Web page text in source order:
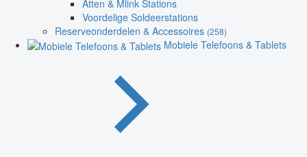
Atten & Mlink Stations
Voordelige Soldeerstations
Reserveonderdelen & Accessoires (258)
Mobiele Telefoons & Tablets